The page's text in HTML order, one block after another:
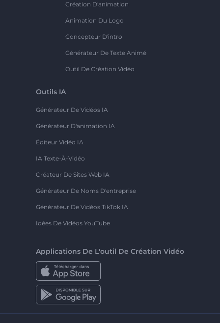
Création D'animation
Animation Du Logo
Concepteur D'intro
Générateur De Texte Animé
Outil De Création Vidéo
Outils IA
Générateur De Vidéos IA
Générateur D'animation IA
Éditeur Vidéo IA
IA Texte-À-Vidéo
Créateur De Sites Web IA
Générateur De Noms D'entreprise
Générateur De Vidéos TikTok IA
Idées De Vidéos YouTube
Applications De L'outil De Création Vidéo